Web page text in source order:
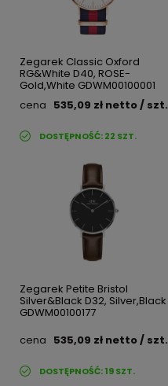
Zegarek Classic Oxford
RG&White D40, ROSE-
Gold,White GDWM00100001
cena 535,09 zł netto/ szt.
DOSTĘPNOŚĆ:22 SZT.
Zegarek Petite Bristol
Silver&Black D32, Silver,Black
GDWM00100177
cena 535,09 zł netto/ szt.
DOSTĘPNOŚĆ:19SZT.